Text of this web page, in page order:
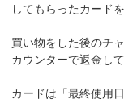
してもらったカード
買い物をした後のチ
カウンターで返金し
カードは「最終使用